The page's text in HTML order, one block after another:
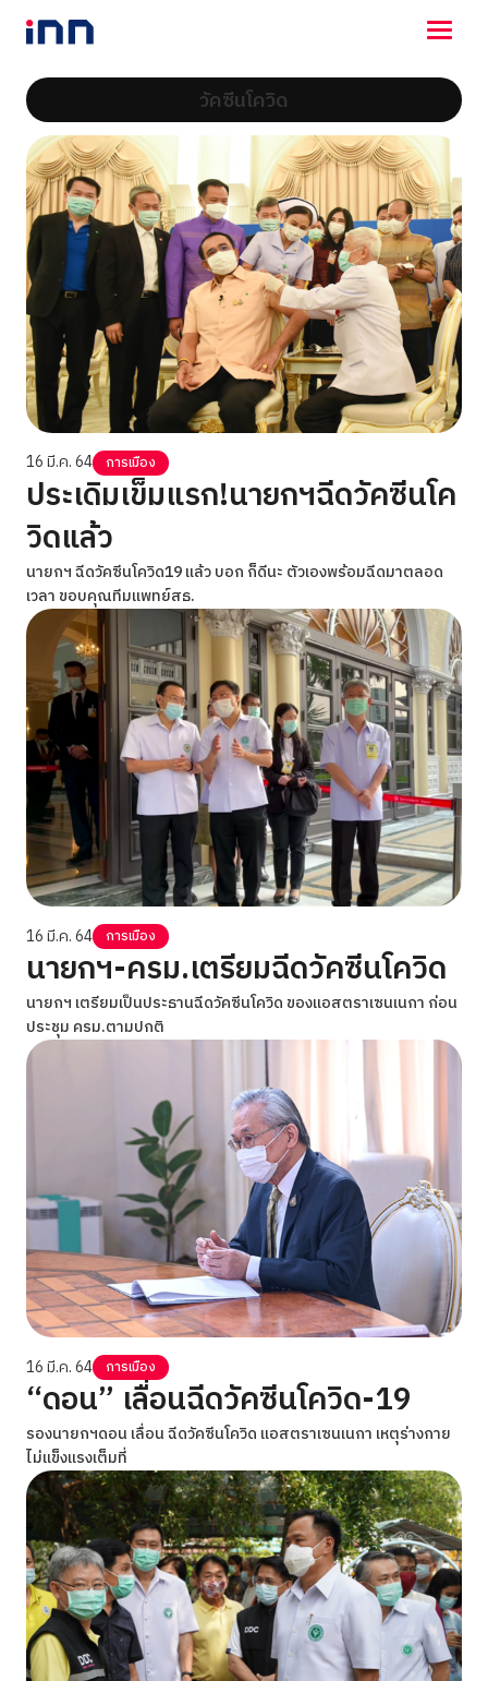
NEWS
ENTERTAINMENT
LIFESTYLE
HOROSCOPE
LOTTERY
VIDEO
ร่วมด้วยช่วยกัน
วัคซีนโควิด
16 มี.ค. 64 การเมือง
ประเดิมเข็มแรก!นายกฯฉีดวัคซีนโค
วิดแล้ว
นายกฯ ฉีดวัคซีนโควิด19 แล้ว บอก ก็ดีนะ ตัวเองพร้อมฉีดมาตลอด
เวลา ขอบคุณทีมแพทย์สธ.
16 มี.ค. 64 การเมือง
นายกฯ-ครม.เตรียมฉีดวัคซีนโควิด
นายกฯ เตรียมเป็นประธานฉีดวัคซีนโควิด ของแอสตราเซนเนกา ก่อน
ประชุม ครม.ตามปกติ
16 มี.ค. 64 การเมือง
“ดอน” เลื่อนฉีดวัคซีนโควิด-19
รองนายกฯดอน เลื่อน ฉีดวัคซีนโควิด แอสตราเซนเนกา เหตุร่างกาย
ไม่แข็งแรงเต็มที่